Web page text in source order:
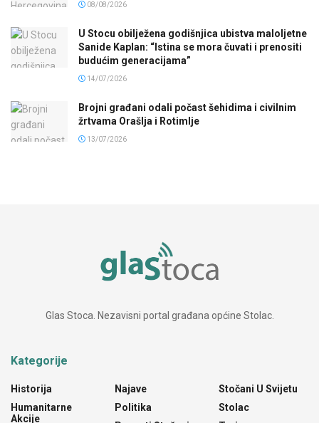
08/08/2026
U Stocu obilježena godišnjica ubistva maloljetne
Sanide Kaplan: “Istina se mora čuvati i prenositi
budućim generacijama”
14/07/2026
Brojni građani odali počast šehidima i civilnim
žrtvama Orašlja i Rotimlje
13/07/2026
Glas Stoca. Nezavisni portal građana općine Stolac.
Kategorije
Historija
Humanitarne
Akcije
Najave
Politika
Stočani U Svijetu
Stolac